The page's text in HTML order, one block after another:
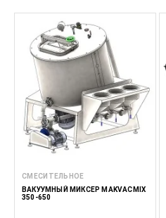
СМЕСИТЕЛЬНОЕ
ВАКУУМНЫЙ МИКСЕР MAKVACMIX
350-650